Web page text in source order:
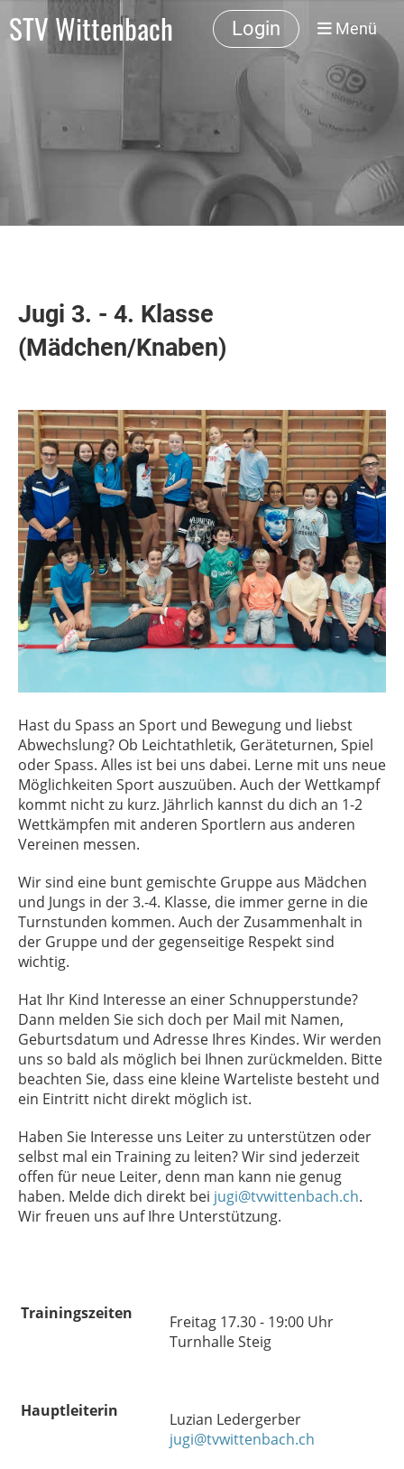
STV Wittenbach Login Menü
Jugi 3. - 4. Klasse
(Mädchen/Knaben)
Hast du Spass an Sport und Bewegung und liebst
Abwechslung? Ob Leichtathletik, Geräteturnen, Spiel
oder Spass. Alles ist bei uns dabei. Lerne mit uns neue
Möglichkeiten Sport auszuüben. Auch der Wettkampf
kommt nicht zu kurz. Jährlich kannst du dich an 1-2
Wettkämpfen mit anderen Sportlern aus anderen
Vereinen messen.
Wir sind eine bunt gemischte Gruppe aus Mädchen
und Jungs in der 3.-4. Klasse, die immer gerne in die
Turnstunden kommen. Auch der Zusammenhalt in
der Gruppe und der gegenseitige Respekt sind
wichtig.
Hat Ihr Kind Interesse an einer Schnupperstunde?
Dann melden Sie sich doch per Mail mit Namen,
Geburtsdatum und Adresse Ihres Kindes. Wir werden
uns so bald als möglich bei Ihnen zurückmelden. Bitte
beachten Sie, dass eine kleine Warteliste besteht und
ein Eintritt nicht direkt möglich ist.
Haben Sie Interesse uns Leiter zu unterstützen oder
selbst mal ein Training zu leiten? Wir sind jederzeit
offen für neue Leiter, denn man kann nie genug
haben. Melde dich direkt bei jugi@tvwittenbach.ch.
Wir freuen uns auf Ihre Unterstützung.
Trainingszeiten
Freitag 17.30 - 19:00 Uhr
Turnhalle Steig
Hauptleiterin
Luzian Ledergerber
jugi@tvwittenbach.ch